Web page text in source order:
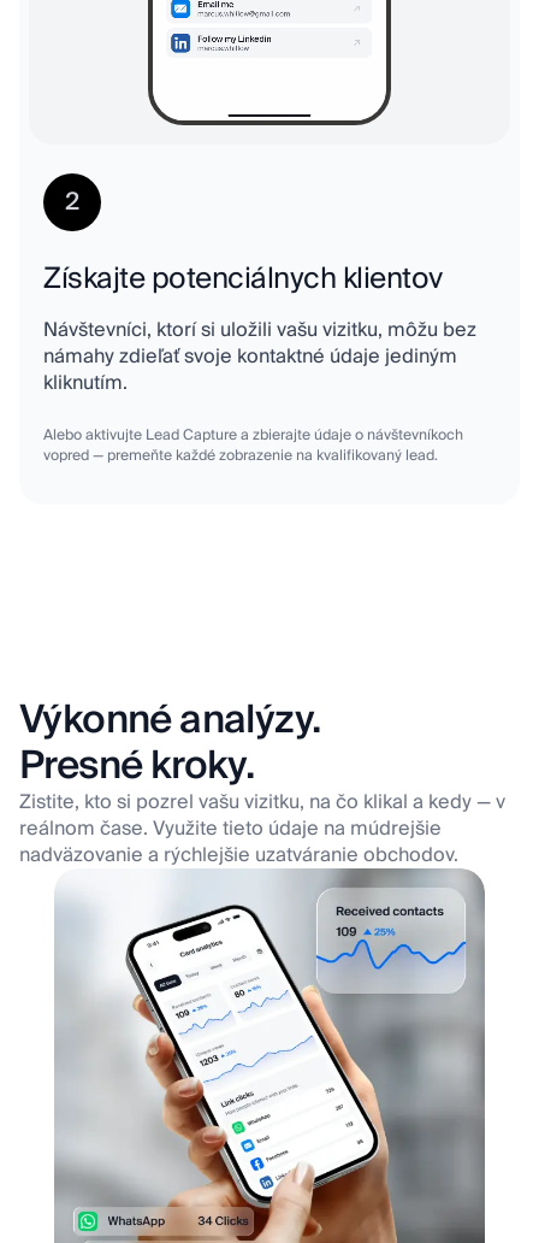
2
Získajte potenciálnych klientov
Návštevníci, ktorí si uložili vašu vizitku, môžu bez
námahy zdieľať svoje kontaktné údaje jediným
kliknutím.
Alebo aktivujte Lead Capture a zbierajte údaje o návštevníkoch
vopred — premeňte každé zobrazenie na kvalifikovaný lead.
Výkonné analýzy.
Presné kroky.
Zistite, kto si pozrel vašu vizitku, na čo klikal a kedy — v
reálnom čase. Využite tieto údaje na múdrejšie
nadväzovanie a rýchlejšie uzatváranie obchodov.